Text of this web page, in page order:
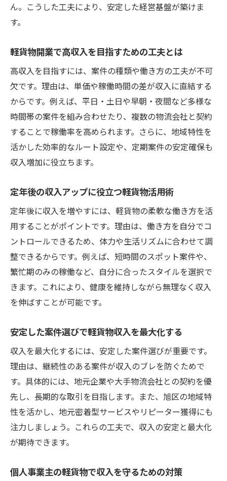
ん。こうした工夫により、安定した経営基盤が築けま
す。
軽貨物開業で高収入を目指すための工夫とは
高収入を目指すには、案件の種類や働き方の工夫が不可
欠です。理由は、単価や稼働時間の差が収入に直結する
からです。例えば、平日・土日や早朝・夜間など多様な
時間帯の案件を組み合わせたり、複数の物流会社と契約
することで稼働率を高められます。さらに、地域特性を
活かした効率的なルート設定や、定期案件の安定確保も
収入増加に役立ちます。
定年後の収入アップに役立つ軽貨物活用術
定年後に収入を増やすには、軽貨物の柔軟な働き方を活
用することがポイントです。理由は、働き方を自分でコ
ントロールできるため、体力や生活リズムに合わせて調
整できるからです。例えば、短時間のスポット案件や、
繁忙期のみの稼働など、自分に合ったスタイルを選択で
きます。これにより、健康を維持しながら無理なく収入
を伸ばすことが可能です。
安定した案件選びで軽貨物収入を最大化する
収入を最大化するには、安定した案件選びが重要です。
理由は、継続性のある案件が収入のブレを防ぐためで
す。具体的には、地元企業や大手物流会社との契約を優
先し、長期的な取引を目指します。また、旭区の地域特
性を活かし、地元密着型サービスやリピーター獲得にも
注力しましょう。これらの工夫で、収入の安定と最大化
が期待できます。
個人事業主の軽貨物で収入を守るための対策